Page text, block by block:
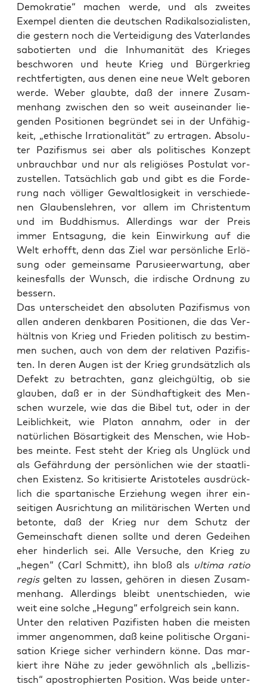
Demo­kra­tie“ machen wer­de, und als zwei­tes
Exem­pel dien­ten die deut­schen Radi­kal­so­zia­lis­ten,
die ges­tern noch die Ver­tei­di­gung des Vater­lan­des
sabo­tier­ten und die Inhu­ma­ni­tät des Krie­ges
beschwo­ren und heu­te Krieg und Bür­ger­krieg
recht­fer­tig­ten, aus denen eine neue Welt gebo­ren
wer­de. Weber glaub­te, daß der inne­re Zusam­
men­hang zwi­schen den so weit aus­ein­an­der lie­
gen­den Posi­tio­nen begrün­det sei in der Unfä­hig­
keit, „ethi­sche Irra­tio­na­li­tät“ zu ertra­gen. Abso­lu­
ter Pazi­fis­mus sei aber als poli­ti­sches Kon­zept
unbrauch­bar und nur als reli­giö­ses Pos­tu­lat vor­
zu­stel­len. Tat­säch­lich gab und gibt es die For­de­
rung nach völ­li­ger Gewalt­lo­sig­keit in ver­schie­de­
nen Glau­bens­leh­ren, vor allem im Chris­ten­tum
und im Bud­dhis­mus. Aller­dings war der Preis
immer Ent­sa­gung, die kein Ein­wir­kung auf die
Welt erhofft, denn das Ziel war per­sön­li­che Erlö­
sung oder gemein­sa­me Paru­sie­er­war­tung, aber
kei­nes­falls der Wunsch, die irdi­sche Ord­nung zu
bessern.
Das unter­schei­det den abso­lu­ten Pazi­fis­mus von
allen ande­ren denk­ba­ren Posi­tio­nen, die das Ver­
hält­nis von Krieg und Frie­den poli­tisch zu bestim­
men suchen, auch von dem der rela­ti­ven Pazi­fis­
ten. In deren Augen ist der Krieg grund­sätz­lich als
Defekt zu betrach­ten, ganz gleich­gül­tig, ob sie
glau­ben, daß er in der Sünd­haf­tig­keit des Men­
schen wur­ze­le, wie das die Bibel tut, oder in der
Leib­lich­keit, wie Pla­ton annahm, oder in der
natür­li­chen Bös­ar­tig­keit des Men­schen, wie Hob­
bes mein­te. Fest steht der Krieg als Unglück und
als Gefähr­dung der per­sön­li­chen wie der staat­li­
chen Exis­tenz. So kri­ti­sier­te Aris­to­te­les aus­drück­
lich die spar­ta­ni­sche Erzie­hung wegen ihrer ein­
sei­ti­gen Aus­rich­tung an mili­tä­ri­schen Wer­ten und
beton­te, daß der Krieg nur dem Schutz der
Gemein­schaft die­nen soll­te und deren Gedei­hen
eher hin­der­lich sei. Alle Ver­su­che, den Krieg zu
„hegen“ (Carl Schmitt), ihn bloß als ulti­ma ratio
regisgel­ten zu las­sen, gehö­ren in die­sen Zusam­
men­hang. Aller­dings bleibt unent­schie­den, wie
weit eine sol­che „Hegung“ erfolg­reich sein kann.
Unter den rela­ti­ven Pazi­fis­ten haben die meis­ten
immer ange­nom­men, daß kei­ne poli­ti­sche Orga­ni­
sa­ti­on Krie­ge sicher ver­hin­dern kön­ne. Das mar­
kiert ihre Nähe zu jeder gewöhn­lich als „bel­li­zis­
tisch“ apo­stro­phier­ten Posi­ti­on. Was bei­de unter­